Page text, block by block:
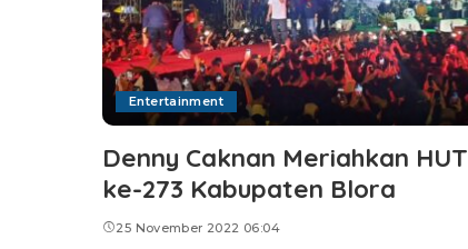
Entertainment
Denny Caknan Meriahkan HUT
ke-273 Kabupaten Blora
25 November 2022 06:04